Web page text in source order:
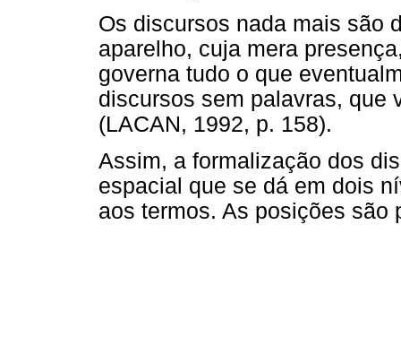
Os discursos nada mais são
aparelho, cuja mera
governa tudo o que
discursos sem palavras, que
(LACAN, 1992, p. 158).
Assim, a formalização dos
espacial que se dá em dois
aos termos. As posições são